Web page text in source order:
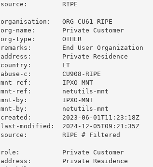
source:         RIPE
organisation:   ORG-CU61-RIPE
org-name:       Private Customer
org-type:       OTHER
remarks:        End User Organization
address:        Private Residence
country:        LT
abuse-c:        CU908-RIPE
mnt-ref:        IPXO-MNT
mnt-ref:        netutils-mnt
mnt-by:         IPXO-MNT
mnt-by:         netutils-mnt
created:        2023-06-01T11:23:18Z
last-modified:  2024-12-05T09:21:35Z
source:         RIPE # Filtered
role:           Private Customer
address:        Private Residence